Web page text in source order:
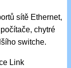
sítě Ethernet,
chytré
switche.
Link